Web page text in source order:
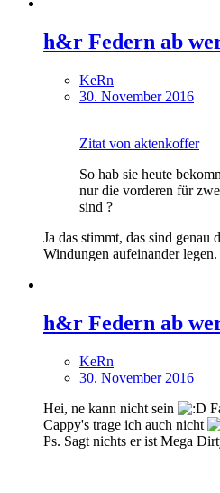
h&r Federn ab
KeRn
30. November 2016
Zitat von aktenkoffer
So hab sie heute
nur die vorderen für
sind ?
Ja das stimmt, das sind genau
Windungen aufeinander legen.
h&r Federn ab
KeRn
30. November 2016
Hei, ne kann nicht sein
Cappy's trage ich auch nicht
Ps. Sagt nichts er ist Mega